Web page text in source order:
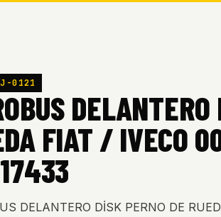
0121
FIAT / IVECO
DELANTERO DİSK PERNO DE